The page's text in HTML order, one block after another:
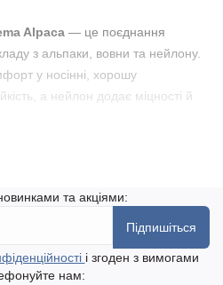
Alpaca — це поєднання
з альпаки, вовни та нейлону.
у носінні, хорошу
а нейлон додає міцності й
який гармонійно
светрів, кардиганів, шалей,
та акціями:
Підпишіться
і згоден з вимогами
нам: